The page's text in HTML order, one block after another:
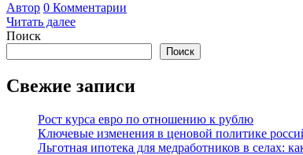
Автор 0 Комментарии
Читать далее
Поиск
Поиск
Свежие записи
Рост курса евро по отношению к рублю
Ключевые изменения в ценовой политике
Льготная ипотека для медработников в селах: